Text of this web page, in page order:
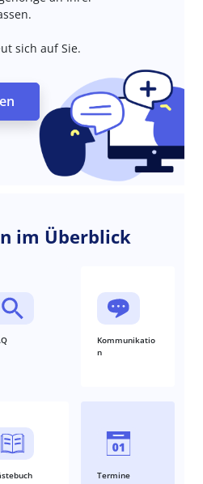
sich auf Sie.
im Überblick
Kommunikatio
n
Termine